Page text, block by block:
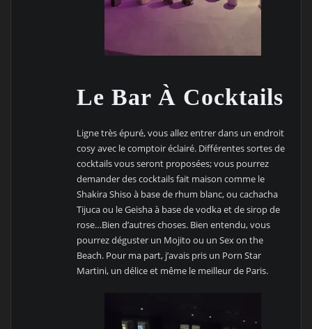
Le Bar À Cocktails
Ligne très épuré, vous allez entrer dans un endroit
cosy avec le comptoir éclairé. Différentes sortes de
cocktails vous seront proposées; vous pourrez
demander des cocktails fait maison comme le
Shakira Shiso à base de rhum blanc, ou cachacha
Tijuca ou le Geisha à base de vodka et de sirop de
rose…Bien d’autres choses. Bien entendu, vous
pourrez déguster un Mojito ou un Sex on the
Beach. Pour ma part, j’avais pris un Porn Star
Martini, un délice et même le meilleur de Paris.